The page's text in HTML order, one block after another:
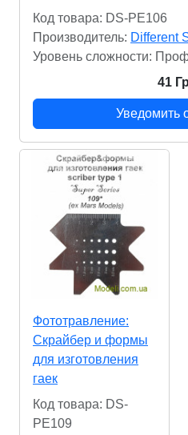
Код товара: DS-PE106
Производитель: Different
Уровень сложности:
41
Уведомить
Фототравление:
Скрайбер и формы
для изготовления
гаек
Код товара: DS-
PE109